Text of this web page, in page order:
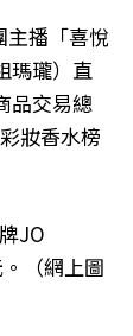
主播「喜悅
瑪瓏）直
品交易總
妝香水榜